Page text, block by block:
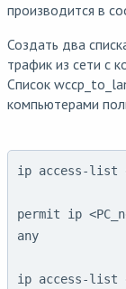
производится в
Создать два
трафик из сети с
Список
компьютерами
ip access-list
permit ip
any
ip access-list